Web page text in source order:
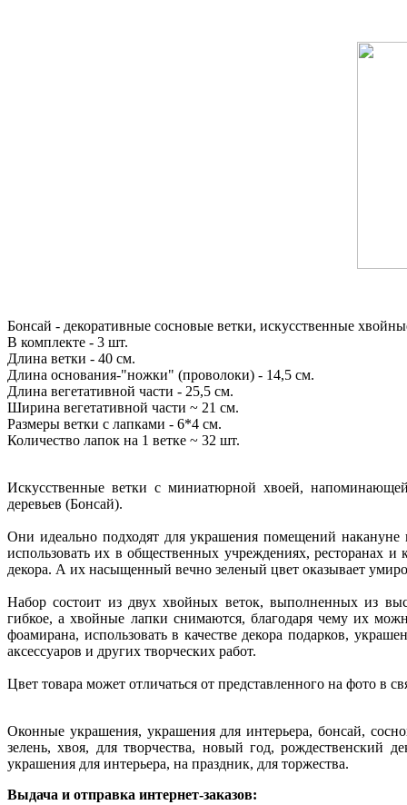
Бонсай - декоративные сосновые ветки, искусственные
В комплекте - 3 шт.
Длина ветки - 40 см.
Длина основания-"ножки" (проволоки) - 14,5 см.
Длина вегетативной части - 25,5 см.
Ширина вегетативной части ~ 21 см.
Размеры ветки с лапками - 6*4 см.
Количество лапок на 1 ветке ~ 32 шт.
Искусственные ветки с миниатюрной хвоей,
деревьев (Бонсай).
Они идеально подходят для украшения помещений накануне
использовать их в общественных учреждениях, ресторанах и
декора. А их насыщенный вечно зеленый цвет оказывает
Набор состоит из двух хвойных веток, выполненных из
гибкое, а хвойные лапки снимаются, благодаря чему их
фоамирана, использовать в качестве декора подарков,
аксессуаров и других творческих работ.
Цвет товара может отличаться от представленного на фото в
Оконные украшения, украшения для интерьера, бонсай,
зелень, хвоя, для творчества, новый год, рождественский
украшения для интерьера, на праздник, для торжества.
Выдача и отправка интернет-заказов: